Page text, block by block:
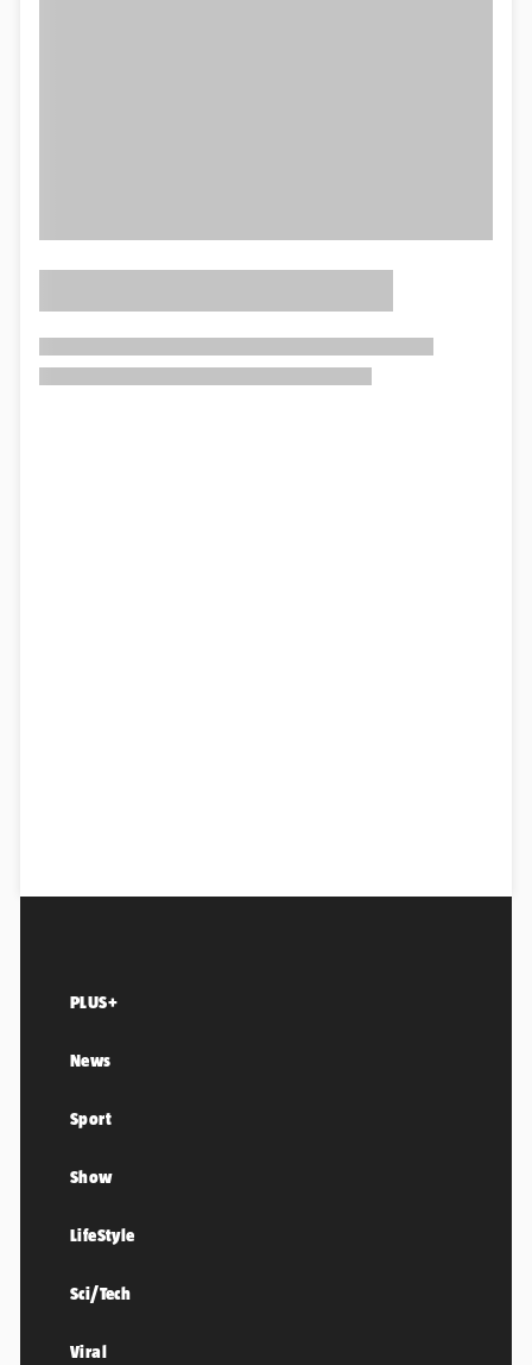
PLUS+
News
Sport
Show
LifeStyle
Sci/Tech
Viral